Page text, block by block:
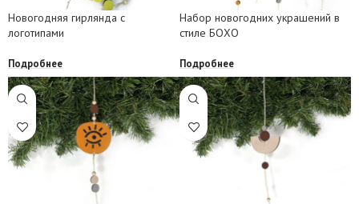
Новогодняя гирлянда с
логотипами
Подробнее
Набор новогодних украшений в
стиле БОХО
Подробнее